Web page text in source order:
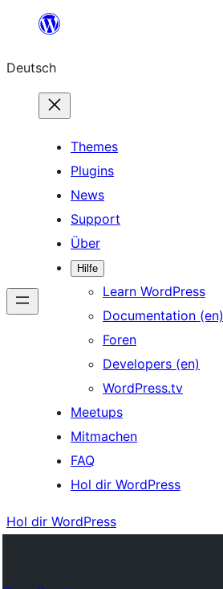
springen
Deutsch
Themes
Plugins
News
Support
Über
Hilfe
Learn WordPress
Documentation (en)
Foren
Developers (en)
WordPress.tv
Meetups
Mitmachen
FAQ
Hol dir WordPress
Hol dir WordPress